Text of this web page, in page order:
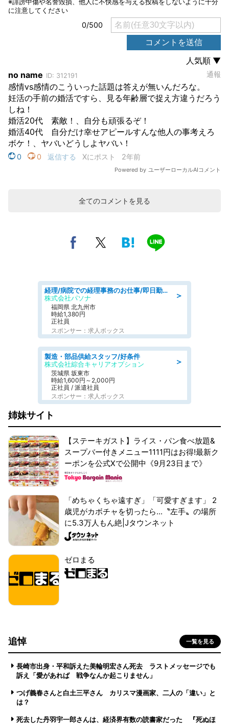
全てのコメントを見る
＞
経理/病院での経理事務のお仕事/即日勤務可/車通勤可/経理/一般事務
株式会社パソナ
福岡県 北九州市
時給1,380円
正社員
スポンサー：求人ボックス
＞
製造・部品供給スタッフ/好条件
株式会社綜合キャリアオプション
茨城県 坂東市
時給1,600円～2,000円
正社員 / 派遣社員
スポンサー：求人ボックス
姉妹サイト
【ステーキガスト】ライス・パン食べ放題&
スープバー付きメニュー1111円はお得!最新ク
ーポンを公式Xで公開中《9月23日まで》
「めちゃくちゃ遠すぎ」「可愛すぎます」 2
歳児がカボチャを切ったら...〝左手〟の場所
に5.3万人もん絶|Jタウンネット
ゼロまる
追悼 一覧を見る
長崎市出身・平和訴えた美輪明宏さん死去 ラストメッセージでも
訴え「愛があれば 戦争なんか起こりません」
つげ義春さんと白土三平さん カリスマ漫画家、二人の「違い」と
は？
死去した丹羽宇一郎さんは、経済界有数の読書家だった 『死ぬほ